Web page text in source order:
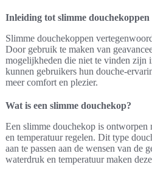
Inleiding tot slimme douchekoppen
Slimme douchekoppen
Door gebruik te maken van
mogelijkheden die niet te vinden zijn
kunnen gebruikers hun douche-
meer comfort en plezier.
Wat is een slimme douchekop?
Een slimme douchekop is ontworpen
en temperatuur regelen. Dit type
aan te passen aan de wensen van de
waterdruk en temperatuur maken